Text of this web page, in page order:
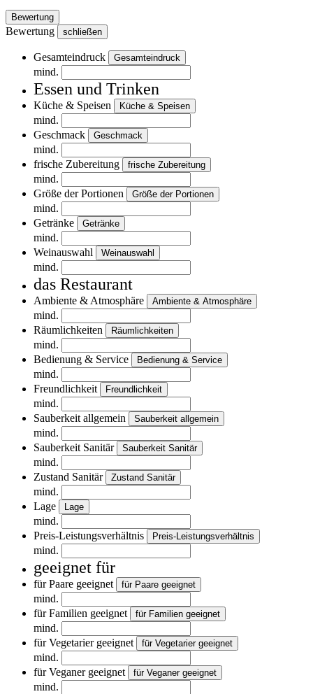
Bewertung
Bewertung schließen
Gesamteindruck Gesamteindruck
mind.
Essen und Trinken
Küche & Speisen Küche & Speisen
mind.
Geschmack
Geschmack
mind.
frische Zubereitung
frische Zubereitung
mind.
Größe der Portionen
Größe der Portionen
mind.
Getränke
Getränke
mind.
Weinauswahl
Weinauswahl
mind.
das Restaurant
Ambiente & Atmosphäre Ambiente & Atmosphäre
mind.
Räumlichkeiten
Räumlichkeiten
mind.
Bedienung & Service
Bedienung & Service
mind.
Freundlichkeit
Freundlichkeit
mind.
Sauberkeit allgemein
Sauberkeit allgemein
mind.
Sauberkeit Sanitär
Sauberkeit Sanitär
mind.
Zustand Sanitär
Zustand Sanitär
mind.
Lage
Lage
mind.
Preis-Leistungsverhältnis
Preis-Leistungsverhältnis
mind.
geeignet für
für Paare geeignet für Paare geeignet
mind.
für Familien geeignet
für Familien geeignet
mind.
für Vegetarier geeignet
für Vegetarier geeignet
mind.
für Veganer geeignet
für Veganer geeignet
mind.